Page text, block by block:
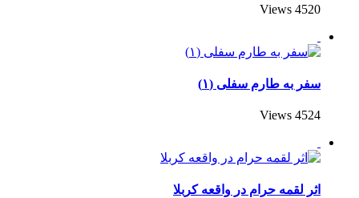
4520 Views
سفر به طارم سفلی (۱)
4524 Views
اثر لقمه حرام در واقعه کربلا